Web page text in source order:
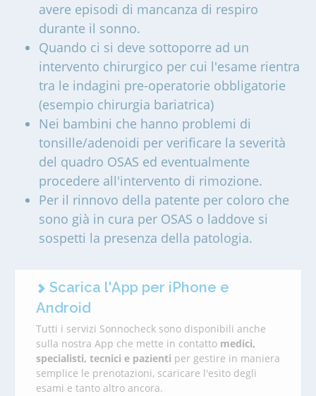
avere episodi di mancanza di respiro
durante il sonno.
Quando ci si deve sottoporre ad un
intervento chirurgico per cui l'esame rientra
tra le indagini pre-operatorie obbligatorie
(esempio chirurgia bariatrica)
Nei bambini che hanno problemi di
tonsille/adenoidi per verificare la severità
del quadro OSAS ed eventualmente
procedere all'intervento di rimozione.
Per il rinnovo della patente per coloro che
sono già in cura per OSAS o laddove si
sospetti la presenza della patologia.
Scarica l'App per iPhone e
Android
Tutti i servizi Sonnocheck sono disponibili anche
sulla nostra App che mette in contatto medici,
specialisti, tecnici e pazienti per gestire in maniera
semplice le prenotazioni, scaricare l'esito degli
esami e tanto altro ancora.